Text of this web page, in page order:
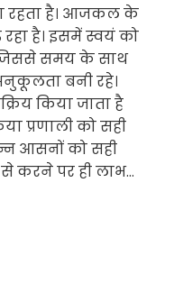
रहता है। आजकल के
है। इसमें स्वयं को
समय के साथ
बनी रहे।
किया जाता है
प्रणाली को सही
आसनों को सही
करने पर ही लाभ…